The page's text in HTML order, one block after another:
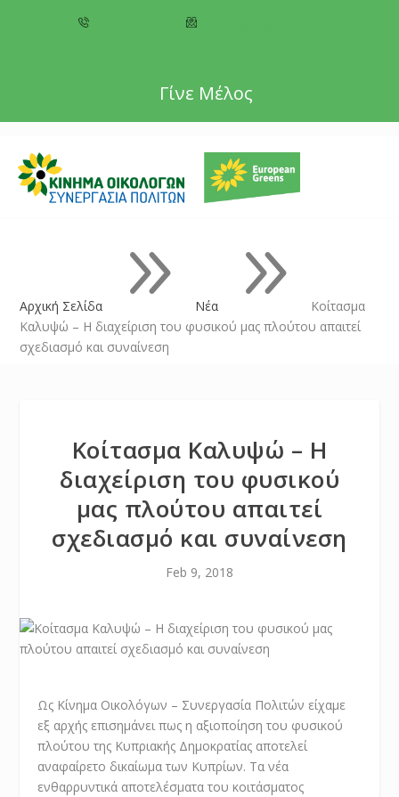
Γίνε Μέλος
Αρχική Σελίδα 9 Νέα 9
Κοίτασμα
Καλυψώ – Η διαχείριση του φυσικού μας πλούτου απαιτεί
σχεδιασμό και συναίνεση
Κοίτασμα Καλυψώ – Η
διαχείριση του φυσικού
μας πλούτου απαιτεί
σχεδιασμό και συναίνεση
Feb 9, 2018
Ως Κίνημα Οικολόγων – Συνεργασία Πολιτών είχαμε
εξ αρχής επισημάνει πως η αξιοποίηση του φυσικού
πλούτου της Κυπριακής Δημοκρατίας αποτελεί
αναφαίρετο δικαίωμα των Κυπρίων. Τα νέα
ενθαρρυντικά αποτελέσματα του κοιτάσματος